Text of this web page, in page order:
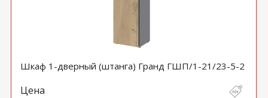
Шкаф 1-дверный (штанга) Гранд ГШП/1-21/23-5-2
Цена